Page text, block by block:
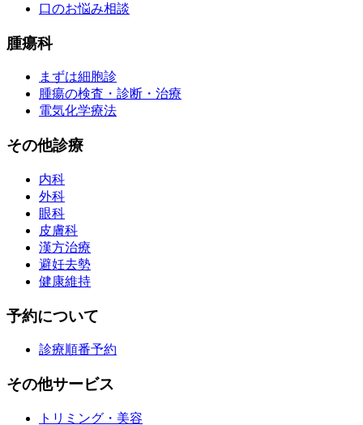
口のお悩み相談
腫瘍科
まずは細胞診
腫瘍の検査・診断・治療
電気化学療法
その他診療
内科
外科
眼科
皮膚科
漢方治療
避妊去勢
健康維持
予約について
診療順番予約
その他サービス
トリミング・美容